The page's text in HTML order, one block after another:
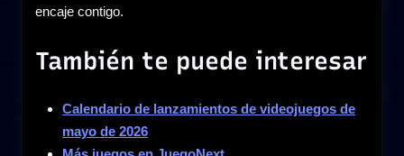
encaje contigo.
También te puede interesar
Calendario de lanzamientos de videojuegos de
mayo de 2026